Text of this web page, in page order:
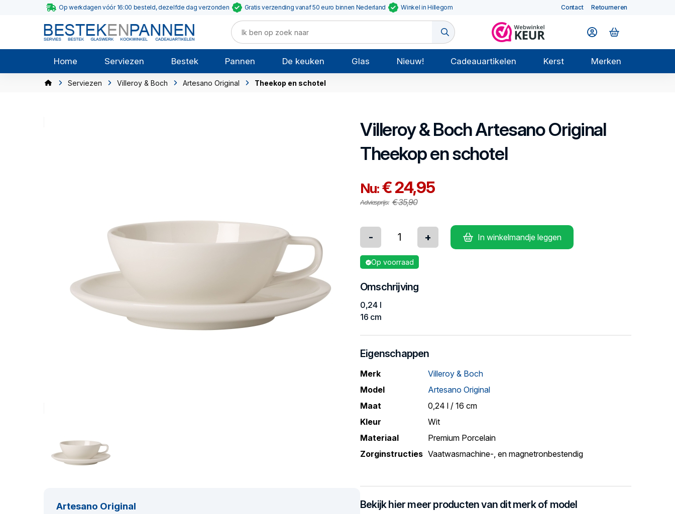
Op werkdagen vóór 16:00 besteld, dezelfde dag verzonden Gratis verzending vanaf 50 euro binnen Nederland Winkel in Hillegom Contact Retourneren
Home Serviezen Bestek Pannen De keuken Glas Nieuw! Cadeauartikelen Kerst Merken
Serviezen Villeroy & Boch Artesano Original Theekop en schotel
Artesano Original
Villeroy & BochArtesano Original
Theekop en schotel
Nu:€ 24,95
Adviesprijs: € 35,90
- + In winkelmandje leggen
Op voorraad
Omschrijving
0,24 l
16 cm
Eigenschappen
Merk
Villeroy & Boch
Model
Artesano Original
Maat
0,24 l / 16 cm
Kleur
Wit
Materiaal
Premium Porcelain
Zorginstructies Vaatwasmachine-, en magnetronbestendig
Bekijk hier meer producten van dit merk of model